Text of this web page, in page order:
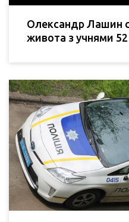
Олександр Лашин
живота з учнями